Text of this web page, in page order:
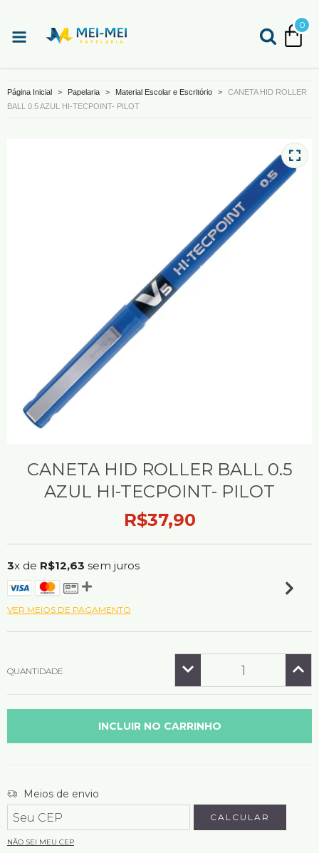
0
Página Inicial > Papelaria > Material Escolar e Escritório >
CANETA HID ROLLER
BALL 0.5 AZUL HI-TECPOINT- PILOT
CANETA HID ROLLER BALL 0.5
AZUL HI-TECPOINT- PILOT
R$37,90
3x de R$12,63 sem juros
VER MEIOS DE PAGAMENTO
QUANTIDADE
Entregas para o CEP:
Meios de envio
CALCULAR
NÃO SEI MEU CEP